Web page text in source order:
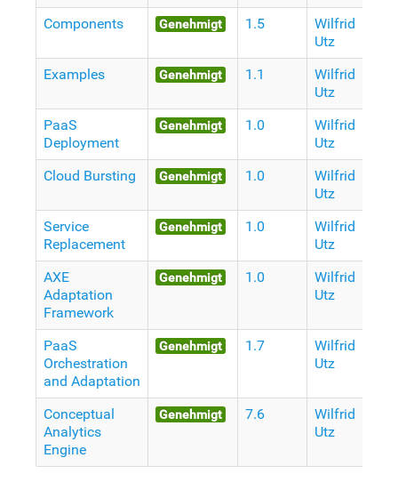
Components
Genehmigt 1.5
Wilfrid
Utz
Examples
Genehmigt 1.1
Wilfrid
Utz
PaaS
Deployment
Genehmigt 1.0
Wilfrid
Utz
Cloud Bursting
Genehmigt 1.0
Wilfrid
Utz
Service
Replacement
Genehmigt 1.0
Wilfrid
Utz
AXE
Adaptation
Framework
Genehmigt 1.0
Wilfrid
Utz
PaaS
Orchestration
and Adaptation
Genehmigt 1.7
Wilfrid
Utz
Conceptual
Analytics
Engine
Genehmigt 7.6
Wilfrid
Utz